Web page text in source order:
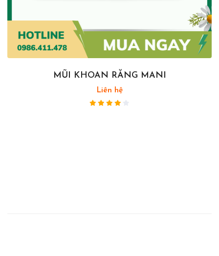
MŨI KHOAN RĂNG MANI
Liên hệ